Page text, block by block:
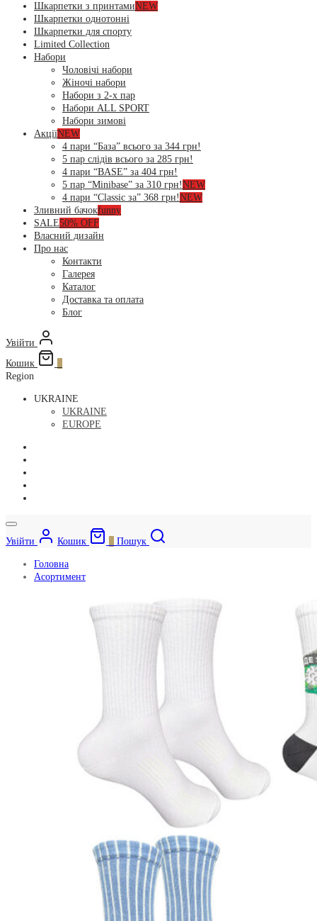
Шкарпетки з принтамиNEW
Шкарпетки однотонні
Шкарпетки для спорту
Limited Collection
Набори
Чоловічі набори
Жіночі набори
Набори з 2-х пар
Набори ALL SPORT
Набори зимові
АкціїNEW
4 пари “База” всього за 344 грн!
5 пар слідів всього за 285 грн!
4 пари “BASE” за 404 грн!
5 пар “Minibase” за 310 грн!NEW
4 пари “Classic за” 368 грн!NEW
Зливний бачокfunny
SALE50% OFF
Власний дизайн
Про нас
Контакти
Галерея
Каталог
Доставка та оплата
Блог
Увійти
Кошик
Region
UKRAINE
UKRAINE
EUROPE
Увійти Кошик Пошук
Головна
Асортимент